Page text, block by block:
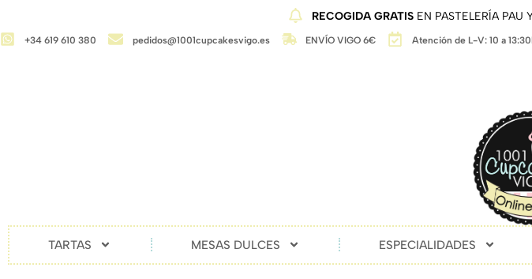
RECOGIDA GRATIS EN PASTELERÍA PAU
+34 619 610 380 pedidos@1001cupcakesvigo.es ENVÍO VIGO 6€ Atención de L-V: 10 a
TARTAS MESAS DULCES ESPECIALIDADES